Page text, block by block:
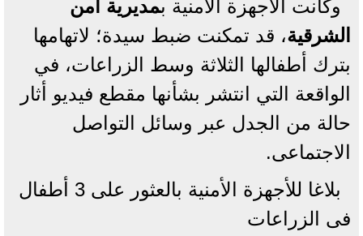
وكانت الأجهزة الأمنية بمديرية أمن
الشرقية، قد تمكنت ضبط سيدة؛ لاتهامها
بترك أطفالها الثلاثة وسط الزراعات، في
الواقعة التي انتشر بشأنها مقطع فيديو أثار
حالة من الجدل عبر وسائل التواصل
الاجتماعى.
بلاغا للأجهزة الأمنية بالعثور على 3 أطفال
فى الزراعات